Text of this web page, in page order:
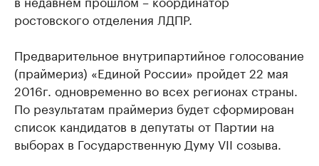
ростовского отделения ЛДПР.
Предварительное внутрипартийное голосование
(праймериз) «Единой России» пройдет 22 мая
2016г. одновременно во всех регионах страны.
По результатам праймериз будет сформирован
список кандидатов в депутаты от Партии на
выборах в Государственную Думу VII созыва.